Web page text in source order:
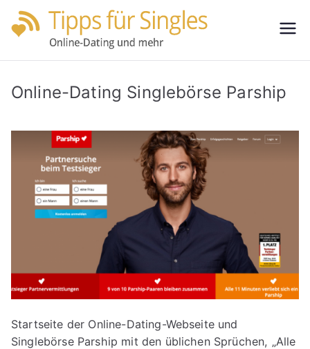
Zum
Inhalt
für
s
Online-Dating Singlebörse Parship
Startseite der Online-Dating-Webseite und
Singlebörse Parship mit den üblichen Sprüchen, „Alle